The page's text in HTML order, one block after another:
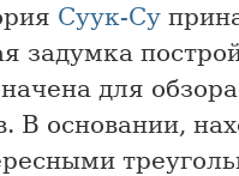
Суук-Су
задумка
для
В основании,